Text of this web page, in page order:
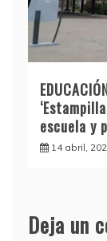
escuela y
14 abril,
Deja un